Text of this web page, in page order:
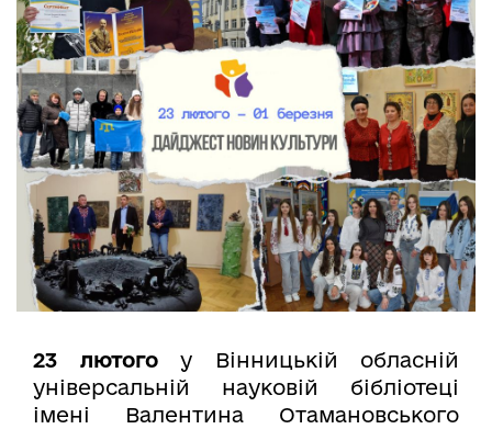
23 лютого у Вінницькій обласній
універсальній науковій бібліотеці
імені Валентина Отамановського